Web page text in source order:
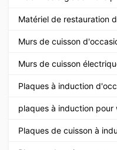
Matériel de restauration
Murs de cuisson
Murs de cuisson
Plaques à induction
plaques à induction pour
Plaques de cuisson à